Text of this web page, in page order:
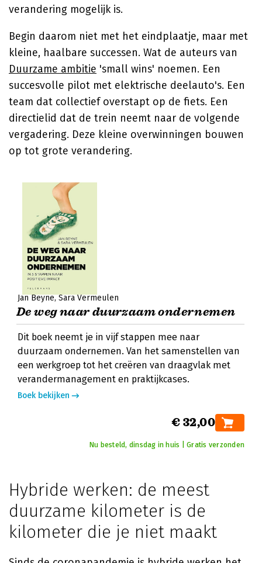
verandering mogelijk is.
Begin daarom niet met het eindplaatje, maar met
kleine, haalbare successen. Wat de auteurs van
Duurzame ambitie 'small wins' noemen. Een
succesvolle pilot met elektrische deelauto's. Een
team dat collectief overstapt op de fiets. Een
directielid dat de trein neemt naar de volgende
vergadering. Deze kleine overwinningen bouwen
op tot grote verandering.
Jan Beyne Sara Vermeulen
De weg naar duurzaam ondernemen
Dit boek neemt je in vijf stappen mee naar
duurzaam ondernemen. Van het samenstellen van
een werkgroep tot het creëren van draagvlak met
verandermanagement en praktijkcases.
Boek bekijken
€ 32,00
Nu besteld, dinsdag in huis | Gratis verzonden
Hybride werken: de meest
duurzame kilometer is de
kilometer die je niet maakt